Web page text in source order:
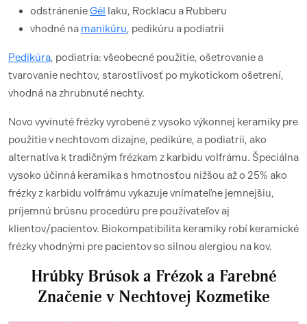
odstránenieGél laku, Rocklacu a Rubberu
vhodné na manikúru, pedikúru a podiatrii
Pedikúra, podiatria: všeobecné použitie, ošetrovanie a
tvarovanie nechtov, starostlivosť po mykotickom ošetrení,
vhodná na zhrubnuté nechty.
Novo vyvinuté frézky vyrobené z vysoko výkonnej keramiky pre
použitie v nechtovom dizajne, pedikúre, a podiatrii, ako
alternatíva k tradičným frézkam z karbidu volfrámu. Špeciálna
vysoko účinná keramika s hmotnosťou nižšou až o 25% ako
frézky z karbidu volfrámu vykazuje vnímateľne jemnejšiu,
príjemnú brúsnu procedúru pre používateľov aj
klientov/pacientov. Biokompatibilita keramiky robí keramické
frézky vhodnými pre pacientov so silnou alergiou na kov.
Hrúbky Brúsok a Frézok a Farebné
Značenie v Nechtovej Kozmetike